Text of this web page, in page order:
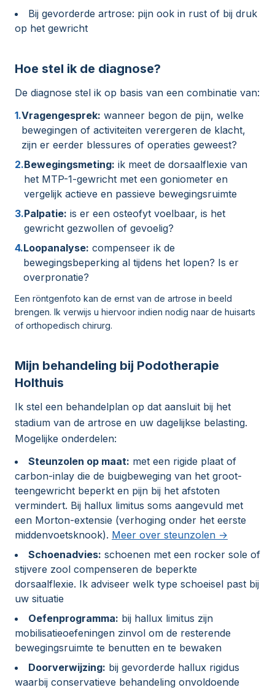
Bij gevorderde artrose: pijn ook in rust of bij druk
op het gewricht
Hoe stel ik de diagnose?
De diagnose stel ik op basis van een combinatie van:
1.Vragengesprek: wanneer begon de pijn, welke
bewegingen of activiteiten verergeren de klacht,
zijn er eerder blessures of operaties geweest?
2.Bewegingsmeting: ik meet de dorsaalflexie van
het MTP-1-gewricht met een goniometer en
vergelijk actieve en passieve bewegingsruimte
3.Palpatie: is er een osteofyt voelbaar, is het
gewricht gezwollen of gevoelig?
4.Loopanalyse: compenseer ik de
bewegingsbeperking al tijdens het lopen? Is er
overpronatie?
Een röntgenfoto kan de ernst van de artrose in beeld
brengen. Ik verwijs u hiervoor indien nodig naar de huisarts
of orthopedisch chirurg.
Mijn behandeling bij Podotherapie
Holthuis
Ik stel een behandelplan op dat aansluit bij het
stadium van de artrose en uw dagelijkse belasting.
Mogelijke onderdelen:
Steunzolen op maat: met een rigide plaat of
carbon-inlay die de buigbeweging van het groot-
teengewricht beperkt en pijn bij het afstoten
vermindert. Bij hallux limitus soms aangevuld met
een Morton-extensie (verhoging onder het eerste
middenvoetsknook). Meer over steunzolen →
Schoenadvies: schoenen met een rocker sole of
stijvere zool compenseren de beperkte
dorsaalflexie. Ik adviseer welk type schoeisel past bij
uw situatie
Oefenprogramma: bij hallux limitus zijn
mobilisatieoefeningen zinvol om de resterende
bewegingsruimte te benutten en te bewaken
Doorverwijzing: bij gevorderde hallux rigidus
waarbij conservatieve behandeling onvoldoende